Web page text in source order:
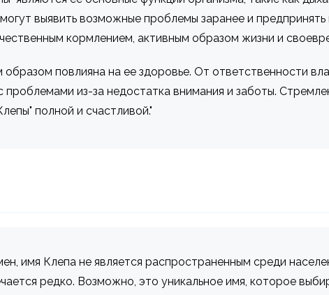
выявить возможные проблемы заранее и
кормлением, активным образом жизни и
повлияна на ее здоровье. От ответственности
проблемами из-за недостатка внимания и заботы.
полной и счастливой."
имя Клепа не является распространенным среди
редко. Возможно, это уникальное имя, которое